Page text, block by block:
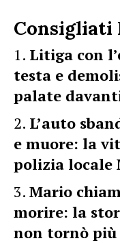
Consigliati
Litiga con
testa e
palate
L’auto
e muore: la
polizia locale
Mario
morire: la
non tornò più